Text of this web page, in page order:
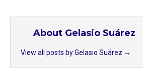
About Gelasio Suárez
View all posts by Gelasio Suárez →